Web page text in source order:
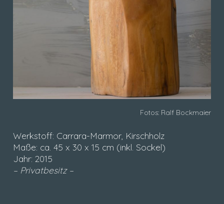
Fotos: Ralf Bockmaier
Werkstoff: Carrara-Marmor, Kirschholz
Maße: ca. 45 x 30 x 15 cm (inkl. Sockel)
Jahr: 2015
– Privatbesitz –